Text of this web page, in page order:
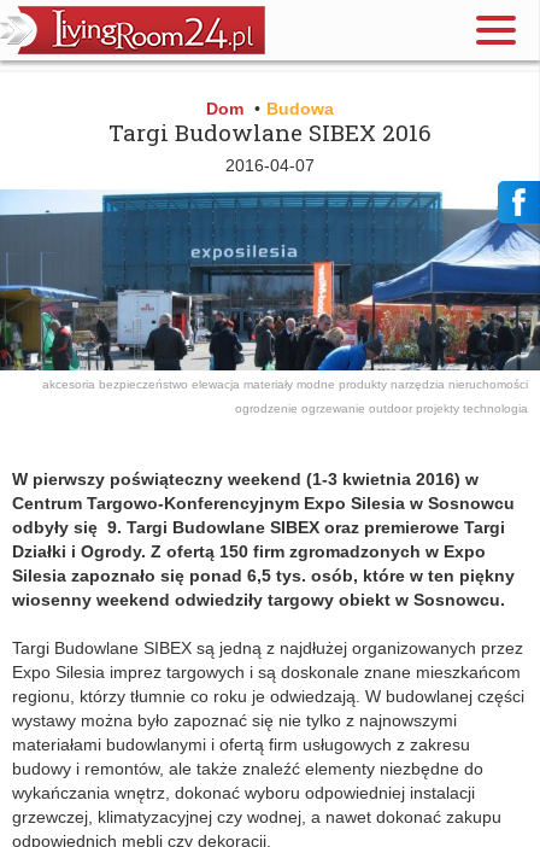
Dom • Budowa
Targi Budowlane SIBEX 2016
2016-04-07
akcesoria bezpieczeństwo elewacja materiały modne produkty narzędzia nieruchomości
ogrodzenie ogrzewanie outdoor projekty technologia
W pierwszy poświąteczny weekend (1-3 kwietnia 2016) w
Centrum Targowo-Konferencyjnym Expo Silesia w Sosnowcu
odbyły się 9. Targi Budowlane SIBEX oraz premierowe Targi
Działki i Ogrody. Z ofertą 150 firm zgromadzonych w Expo
Silesia zapoznało się ponad 6,5 tys. osób, które w ten piękny
wiosenny weekend odwiedziły targowy obiekt w Sosnowcu.
Targi Budowlane SIBEX są jedną z najdłużej organizowanych przez
Expo Silesia imprez targowych i są doskonale znane mieszkańcom
regionu, którzy tłumnie co roku je odwiedzają. W budowlanej części
wystawy można było zapoznać się nie tylko z najnowszymi
materiałami budowlanymi i ofertą firm usługowych z zakresu
budowy i remontów, ale także znaleźć elementy niezbędne do
wykańczania wnętrz, dokonać wyboru odpowiedniej instalacji
grzewczej, klimatyzacyjnej czy wodnej, a nawet dokonać zakupu
odpowiednich mebli czy dekoracji.